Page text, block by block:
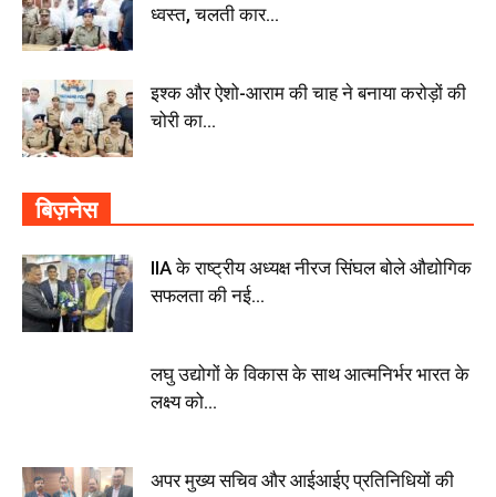
ध्वस्त, चलती कार...
इश्क और ऐशो-आराम की चाह ने बनाया करोड़ों की
चोरी का...
बिज़नेस
IIA के राष्ट्रीय अध्यक्ष नीरज सिंघल बोले औद्योगिक
सफलता की नई...
लघु उद्योगों के विकास के साथ आत्मनिर्भर भारत के
लक्ष्य को...
अपर मुख्य सचिव और आईआईए प्रतिनिधियों की